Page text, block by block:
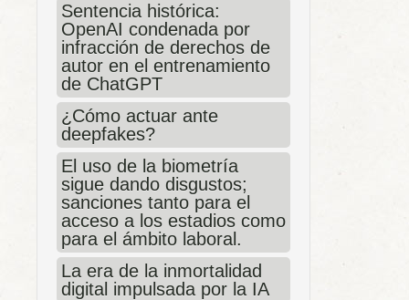
Sentencia histórica:
OpenAI condenada por
infracción de derechos de
autor en el entrenamiento
de ChatGPT
¿Cómo actuar ante
deepfakes?
El uso de la biometría
sigue dando disgustos;
sanciones tanto para el
acceso a los estadios como
para el ámbito laboral.
La era de la inmortalidad
digital impulsada por la IA